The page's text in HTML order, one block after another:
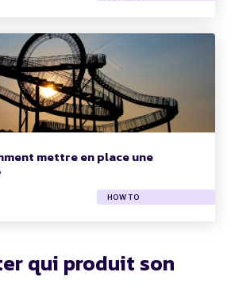
mettre en place une
HOW TO
qui produit son